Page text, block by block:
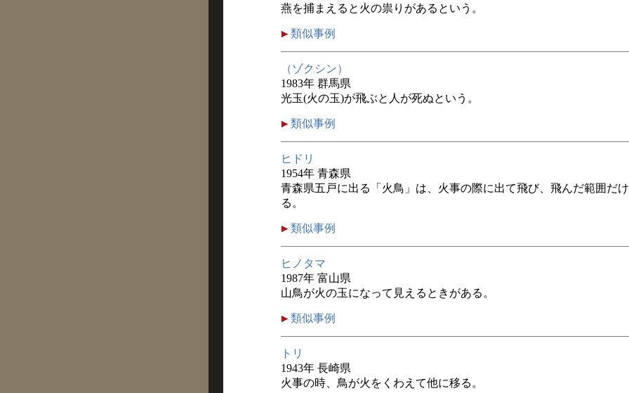
燕を捕まえると火の祟りがあるという。
類似事例
（ゾクシン）
1983年 群馬県
光玉(火の玉)が飛ぶと人が死ぬという。
類似事例
ヒドリ
1954年 青森県
青森県五戸に出る「火鳥」は、火事の際に出て飛び、飛んだ範囲だ
る。
類似事例
ヒノタマ
1987年 富山県
山鳥が火の玉になって見えるときがある。
類似事例
トリ
1943年 長崎県
火事の時、鳥が火をくわえて他に移る。